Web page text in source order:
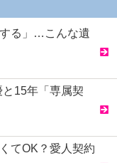
する」…こんな遺
15年「専属契
てOK？愛人契約